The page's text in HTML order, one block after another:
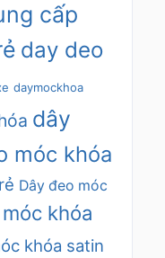
cấp
day deo
daymockhoa
dây
móc khóa
Dây đeo móc
khóa
khóa satin